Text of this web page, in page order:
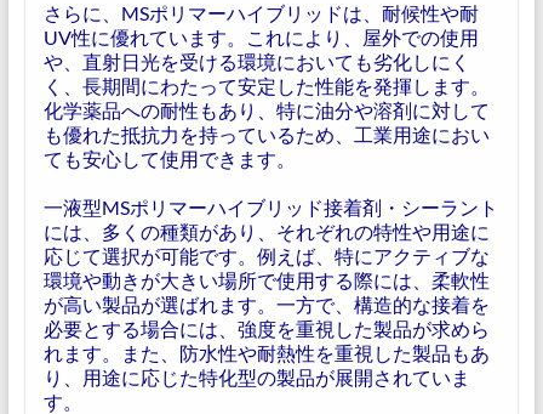
さらに、MSポリマーハイブリッドは、耐候性や耐
UV性に優れています。これにより、屋外での使用
や、直射日光を受ける環境においても劣化しにく
く、長期間にわたって安定した性能を発揮します。
化学薬品への耐性もあり、特に油分や溶剤に対して
も優れた抵抗力を持っているため、工業用途におい
ても安心して使用できます。
一液型MSポリマーハイブリッド接着剤・シーラント
には、多くの種類があり、それぞれの特性や用途に
応じて選択が可能です。例えば、特にアクティブな
環境や動きが大きい場所で使用する際には、柔軟性
が高い製品が選ばれます。一方で、構造的な接着を
必要とする場合には、強度を重視した製品が求めら
れます。また、防水性や耐熱性を重視した製品もあ
り、用途に応じた特化型の製品が展開されていま
す。